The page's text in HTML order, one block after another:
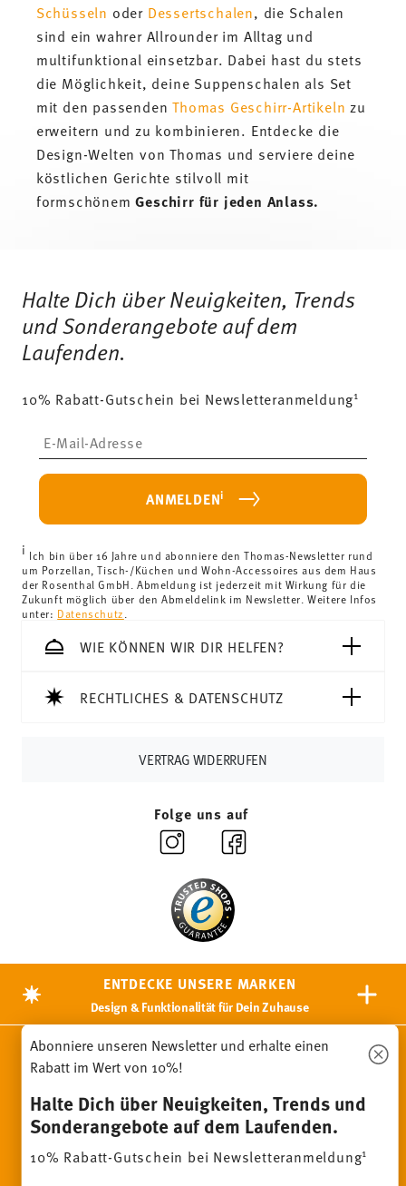
Schüsseln oder Dessertschalen, die Schalen
sind ein wahrer Allrounder im Alltag und
multifunktional einsetzbar. Dabei hast du stets
die Möglichkeit, deine Suppenschalen als Set
mit den passendenThomas Geschirr-Artikeln zu
erweitern und zu kombinieren. Entdecke die
Design-Welten von Thomas und serviere deine
köstlichen Gerichte stilvoll mit
formschönemGeschirr für jeden Anlass.
Halte Dich über Neuigkeiten, Trends
und Sonderangebote auf dem
Laufenden.
10% Rabatt-Gutschein bei Newsletteranmeldung1
ANMELDENi
i Ich bin über 16 Jahre und abonniere den Thomas-Newsletter rund
um Porzellan, Tisch-/Küchen und Wohn-Accessoires aus dem Haus
der Rosenthal GmbH. Abmeldung ist jederzeit mit Wirkung für die
Zukunft möglich über den Abmeldelink im Newsletter. Weitere Infos
unter: Datenschutz.
WIE KÖNNEN WIR DIR HELFEN?
RECHTLICHES & DATENSCHUTZ
VERTRAG WIDERRUFEN
Folge uns auf
ENTDECKE UNSERE MARKEN
Design & Funktionalität für Dein Zuhause
Homepage AGB Datenschutzhinweise
Impressum
Cookie-Einwilligung ändern
* Alle Preise inkl. MwSt. undzzgl. Versandkosten.
Sie können den Code bei Ihrem nächsten Einkauf direkt im
Bestellprozess eingeben. Eine Kombination mit anderen
Gutscheinen/ Rabattaktionen ist nicht möglich. Der Gutschein ist
nicht im Nachhinein verrechenbar. Keine Barauszahlung, Restbetrag
Abonniere unseren Newsletter und erhalte einen
Rabatt im Wert von 10%!
Halte Dich über Neuigkeiten, Trends und
Sonderangebote auf dem Laufenden.
10% Rabatt-Gutschein bei Newsletteranmeldung1